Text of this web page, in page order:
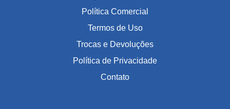
Política Comercial
Termos de Uso
Trocas e Devoluções
Política de Privacidade
Contato